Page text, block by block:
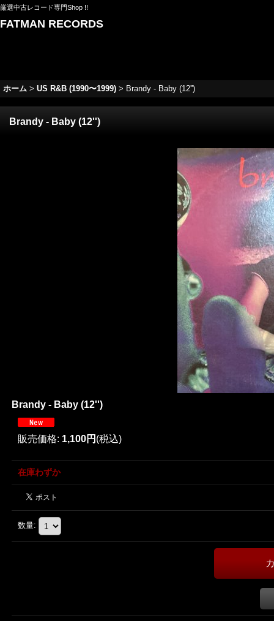
厳選中古レコード専門Shop !!
FATMAN RECORDS
ホーム > US R&B (1990〜1999) > Brandy - Baby (12'')
Brandy - Baby (12'')
Brandy - Baby (12'')
販売価格: 1,100円 (税込)
在庫わずか
数量: